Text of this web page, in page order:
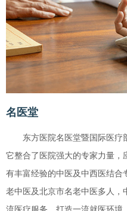
名医堂
东方医院名医堂暨国际医疗
它整合了医院强大的专家力量
有丰富经验的中医及中西医结合
老中医及北京市名老中医多人